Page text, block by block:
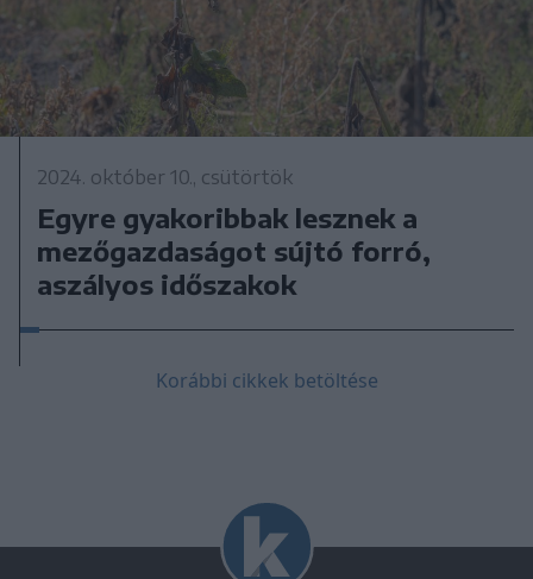
2024. október 10., csütörtök
Egyre gyakoribbak lesznek a
mezőgazdaságot sújtó forró,
aszályos időszakok
Korábbi cikkek betöltése